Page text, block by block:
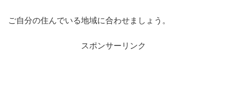
ご自分の住んでいる地域に合わせましょう。
スポンサーリンク